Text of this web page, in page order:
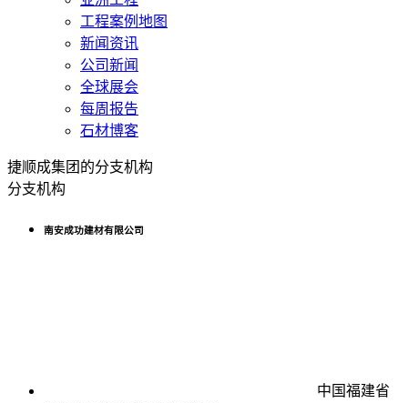
工程案例地图
新闻资讯
公司新闻
全球展会
每周报告
石材博客
捷顺成集团的分支机构
分支机构
南安成功建材有限公司
中国福建省